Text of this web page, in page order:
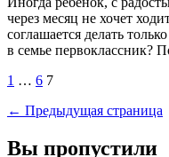
через месяц не хочет
соглашается делать
в семье первоклассник?
Пагинация
записей
1 … 6 7
← Предыдущая страница
Вы пропустили